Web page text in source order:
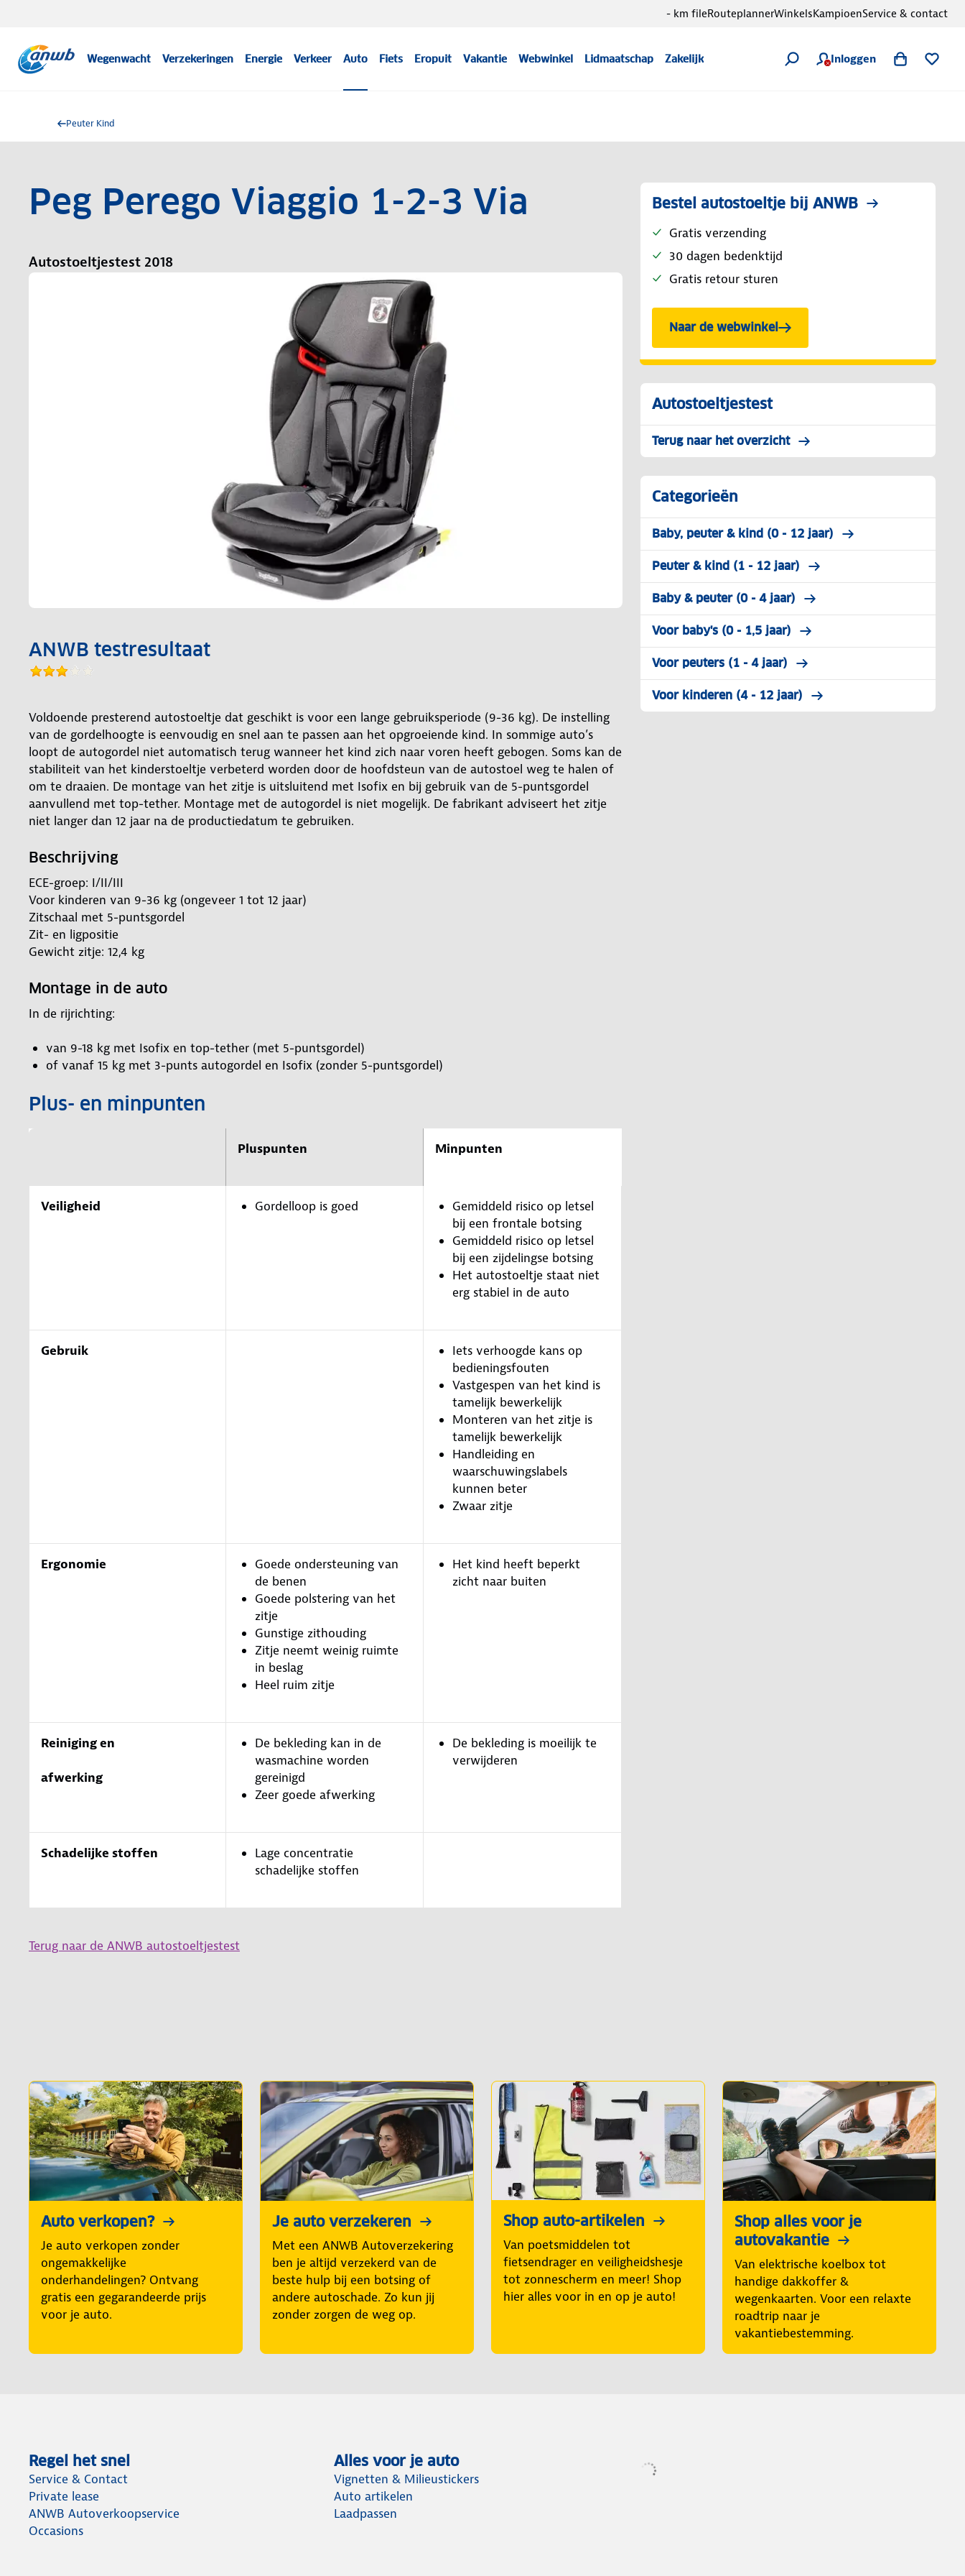
Wegenwacht Verzekeringen Energie Verkeer Auto Fiets Eropuit Vakantie Webwinkel Lidmaatschap Zakelijk Inloggen
- km fileRouteplannerWinkelsKampioenService & contact
Peuter Kind
Peg Perego Viaggio 1-2-3 Via
Autostoeltjestest 2018
ANWB testresultaat
Voldoende presterend autostoeltje dat geschikt is voor een lange gebruiksperiode (9-36 kg). De instelling
van de gordelhoogte is eenvoudig en snel aan te passen aan het opgroeiende kind. In sommige auto’s
loopt de autogordel niet automatisch terug wanneer het kind zich naar voren heeft gebogen. Soms kan de
stabiliteit van het kinderstoeltje verbeterd worden door de hoofdsteun van de autostoel weg te halen of
om te draaien. De montage van het zitje is uitsluitend met Isofix en bij gebruik van de 5-puntsgordel
aanvullend met top-tether. Montage met de autogordel is niet mogelijk. De fabrikant adviseert het zitje
niet langer dan 12 jaar na de productiedatum te gebruiken.
Beschrijving
ECE-groep: I/II/III
Voor kinderen van 9-36 kg (ongeveer 1 tot 12 jaar)
Zitschaal met 5-puntsgordel
Zit- en ligpositie
Gewicht zitje: 12,4 kg
Montage in de auto
In de rijrichting:
van 9-18 kg met Isofix en top-tether (met 5-puntsgordel)
of vanaf 15 kg met 3-punts autogordel en Isofix (zonder 5-puntsgordel)
Plus- en minpunten
Pluspunten Minpunten
Veiligheid Gordelloop is goed
Gemiddeld risico op letsel
bij een frontale botsing
Gemiddeld risico op letsel
bij een zijdelingse botsing
Het autostoeltje staat niet
erg stabiel in de auto
Gebruik
Iets verhoogde kans op
bedieningsfouten
Vastgespen van het kind is
tamelijk bewerkelijk
Monteren van het zitje is
tamelijk bewerkelijk
Handleiding en
waarschuwingslabels
kunnen beter
Zwaar zitje
Ergonomie
Goede ondersteuning van
de benen
Goede polstering van het
zitje
Gunstige zithouding
Zitje neemt weinig ruimte
in beslag
Heel ruim zitje
Het kind heeft beperkt
zicht naar buiten
Reiniging en
afwerking
De bekleding kan in de
wasmachine worden
gereinigd
Zeer goede afwerking
De bekleding is moeilijk te
verwijderen
Schadelijke stoffen
Lage concentratie
schadelijke stoffen
Terug naar de ANWB autostoeltjestest
Bestel autostoeltje bij ANWB
Gratis verzending
30 dagen bedenktijd
Gratis retour sturen
Naar de webwinkel
Autostoeltjestest
Terug naar het overzicht
Categorieën
Baby, peuter & kind (0 - 12 jaar)
Peuter & kind (1 - 12 jaar)
Baby & peuter (0 - 4 jaar)
Voor baby's (0 - 1,5 jaar)
Voor peuters (1 - 4 jaar)
Voor kinderen (4 - 12 jaar)
Auto verkopen?
Je auto verkopen zonder
ongemakkelijke
onderhandelingen? Ontvang
gratis een gegarandeerde prijs
voor je auto.
Je auto verzekeren
Met een ANWB Autoverzekering
ben je altijd verzekerd van de
beste hulp bij een botsing of
andere autoschade. Zo kun jij
zonder zorgen de weg op.
Shop auto-artikelen
Van poetsmiddelen tot
fietsendrager en veiligheidshesje
tot zonnescherm en meer! Shop
hier alles voor in en op je auto!
Shop alles voor je
autovakantie
Van elektrische koelbox tot
handige dakkoffer &
wegenkaarten. Voor een relaxte
roadtrip naar je
vakantiebestemming.
Regel het snel
Service & Contact
Private lease
ANWB Autoverkoopservice
Occasions
Alles voor je auto
Vignetten & Milieustickers
Auto artikelen
Laadpassen